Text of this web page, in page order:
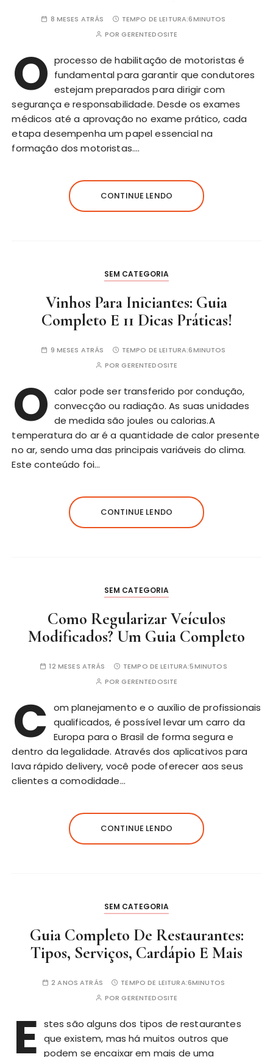
8 MESES ATRÁS TEMPO DE LEITURA:6MINUTOS
PORGERENTEDOSITE
O processo dehabilitação de motoristas é
fundamental para garantir que condutores
estejam preparados para dirigir com
segurança e responsabilidade. Desde os exames
médicos até a aprovação no exame prático, cada
etapa desempenha um papel essencial na
formação dos motoristas….
CONTINUE LENDO
SEM CATEGORIA
Vinhos Para Iniciantes: Guia
Completo E 11 Dicas Práticas!
9 MESES ATRÁS TEMPO DE LEITURA:6MINUTOS
PORGERENTEDOSITE
O calor pode ser transferido por condução,
convecção ou radiação. As suas unidades
de medida são joules ou calorias.A
temperatura do ar é a quantidade de calor presente
no ar, sendo uma das principaisvariáveis do clima.
Este conteúdo foi…
CONTINUE LENDO
SEM CATEGORIA
Como Regularizar Veículos
Modificados? Um Guia Completo
12 MESES ATRÁS TEMPO DE LEITURA:5MINUTOS
PORGERENTEDOSITE
C om planejamento e o auxílio de profissionais
qualificados, é possível levar um carro da
Europa para o Brasil de forma segura e
dentro da legalidade. Através dos aplicativos para
lava rápido delivery, você pode oferecer aos seus
clientes a comodidade…
CONTINUE LENDO
SEM CATEGORIA
Guia Completo De Restaurantes:
Tipos, Serviços, Cardápio E Mais
2 ANOS ATRÁS TEMPO DE LEITURA:6MINUTOS
PORGERENTEDOSITE
E stes são alguns dos tipos de restaurantes
que existem, mas há muitos outros que
podem se encaixar em mais de uma